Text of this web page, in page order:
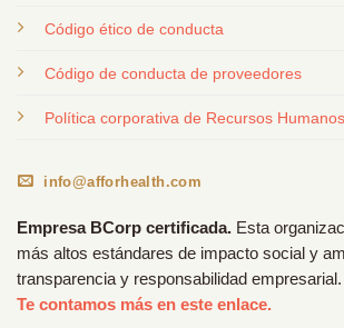
Código ético de conducta
Código de conducta de proveedores
Política corporativa de Recursos Humanos
info@afforhealth.com
Empresa BCorp certificada. Esta
más altos estándares de impacto social y
transparencia y responsabilidad empresarial.
Te contamos más en este enlace.